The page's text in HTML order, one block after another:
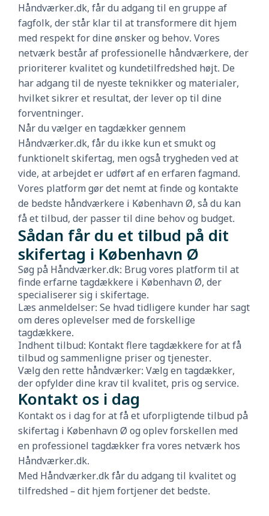
Håndværker.dk, får du adgang til en gruppe af
fagfolk, der står klar til at transformere dit hjem
med respekt for dine ønsker og behov. Vores
netværk består af professionelle håndværkere, der
prioriterer kvalitet og kundetilfredshed højt. De
har adgang til de nyeste teknikker og materialer,
hvilket sikrer et resultat, der lever op til dine
forventninger.
Når du vælger en tagdækker gennem
Håndværker.dk, får du ikke kun et smukt og
funktionelt skifertag, men også trygheden ved at
vide, at arbejdet er udført af en erfaren fagmand.
Vores platform gør det nemt at finde og kontakte
de bedste håndværkere i København Ø, så du kan
få et tilbud, der passer til dine behov og budget.
Sådan får du et tilbud på dit
skifertag i København Ø
Søg på Håndværker.dk: Brug vores platform til at
finde erfarne tagdækkere i København Ø, der
specialiserer sig i skifertage.
Læs anmeldelser: Se hvad tidligere kunder har sagt
om deres oplevelser med de forskellige
tagdækkere.
Indhent tilbud: Kontakt flere tagdækkere for at få
tilbud og sammenligne priser og tjenester.
Vælg den rette håndværker: Vælg en tagdækker,
der opfylder dine krav til kvalitet, pris og service.
Kontakt os i dag
Kontakt os i dag for at få et uforpligtende tilbud på
skifertag i København Ø og oplev forskellen med
en professionel tagdækker fra vores netværk hos
Håndværker.dk.
Med Håndværker.dk får du adgang til kvalitet og
tilfredshed – dit hjem fortjener det bedste.